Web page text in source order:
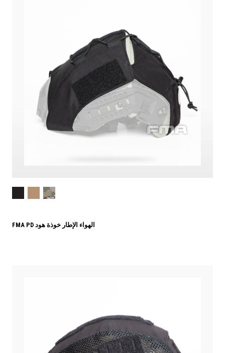
FMA PD الهواء الإطار خوذة هود